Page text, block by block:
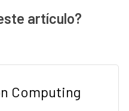
artículo?
Computing